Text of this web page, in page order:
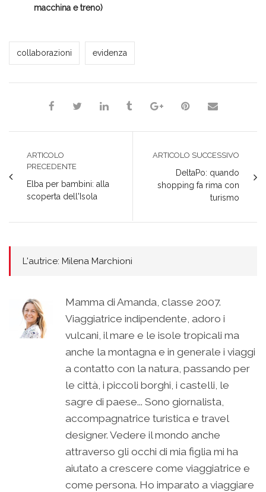
macchina e treno)
Milena Marchioni
collaborazioni
evidenza
ARTICOLO
PRECEDENTE
Elba per bambini: alla
scoperta dell'Isola
ARTICOLO SUCCESSIVO
DeltaPo: quando
shopping fa rima con
turismo
L'autrice: Milena Marchioni
Mamma di Amanda, classe 2007.
Viaggiatrice indipendente, adoro i
vulcani, il mare e le isole tropicali ma
anche la montagna e in generale i viaggi
a contatto con la natura, passando per
le città, i piccoli borghi, i castelli, le
sagre di paese... Sono giornalista,
accompagnatrice turistica e travel
designer. Vedere il mondo anche
attraverso gli occhi di mia figlia mi ha
aiutato a crescere come viaggiatrice e
come persona. Ho imparato a viaggiare